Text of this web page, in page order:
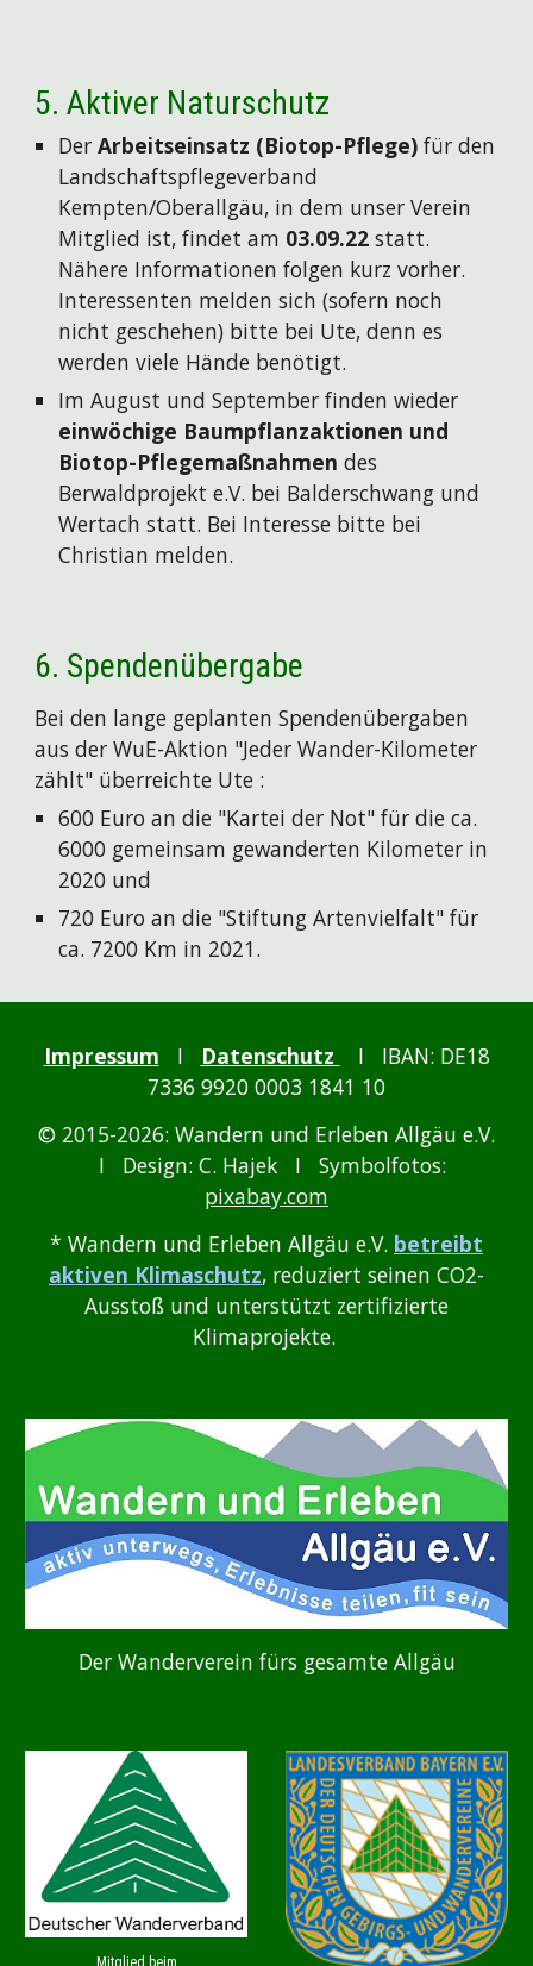
5. Aktiver Naturschutz
DerArbeitseinsatz (Biotop-Pflege) für den
Landschaftspflegeverband
Kempten/Oberallgäu, in dem unser Verein
Mitglied ist, findet am 03.09.22 statt.
Nähere Informationen folgen kurz vorher.
Interessenten meldensich (sofern noch
nicht geschehen) bitte bei Ute, denn es
werden viele Hände benötigt.
Im August und September finden wieder
einwöchige Baumpflanzaktionen und
Biotop-Pflegemaßnahmen des
Berwaldprojekt e.V. bei Balderschwang und
Wertach statt. Bei Interesse bitte bei
Christian melden.
6. Spendenübergabe
Bei den lange geplanten Spendenübergaben
aus der WuE-Aktion "Jeder Wander-Kilometer
zählt" überreichte Ute :
600 Euroan die "Kartei der Not"für die ca.
6000 gemeinsam gewanderten Kilometer in
2020 und
720 Euro an die "Stiftung Artenvielfalt" für
ca. 7200 Km in 2021.
Impressum I Datenschutz I
IBAN: DE18
7336 9920 0003 1841 10
© 2015-2026: Wandern und Erleben Allgäu e.V.
I Design: C. Hajek I Symbolfotos:
pixabay.com
* Wandern und Erleben Allgäu e.V. betreibt
aktiven Klimaschutz, reduziert seinen CO2-
Ausstoß und unterstützt zertifizierte
Klimaprojekte.
Der Wanderverein fürs gesamte Allgäu